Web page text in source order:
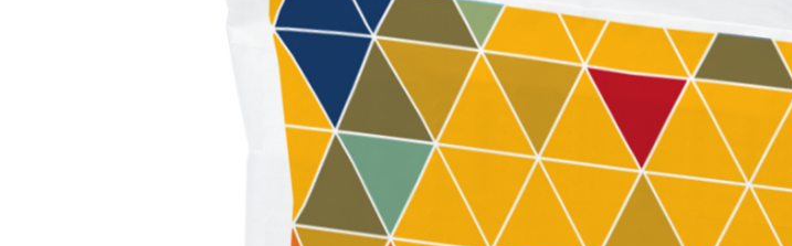
Sistema POSA PAVIMENTI E RIVESTIMENTI AQUAZIP – IMPERMEABILIZZANTI
Guaina impermeabilizzante elastica monocomponente polimero